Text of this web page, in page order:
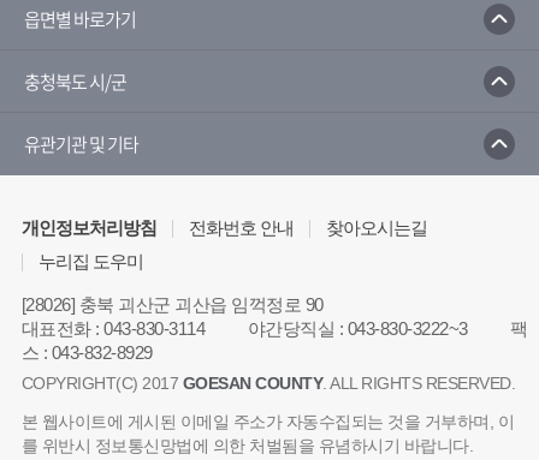
읍면별 바로가기
충청북도 시/군
유관기관 및 기타
개인정보처리방침 전화번호 안내
찾아오시는길
누리집 도우미
[28026] 충북 괴산군 괴산읍 임꺽정로 90
대표전화:043-830-3114 야간당직실 : 043-830-3222~3
팩
스 : 043-832-8929
COPYRIGHT(C) 2017 GOESAN COUNTY. ALL RIGHTS RESERVED.
본 웹사이트에 게시된 이메일 주소가 자동수집되는 것을 거부하며, 이
를 위반시 정보통신망법에 의한 처벌됨을 유념하시기 바랍니다.